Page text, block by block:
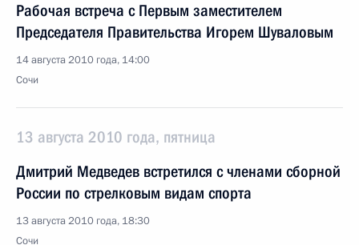
Рабочая встреча с Первым заместителем
Председателя Правительства Игорем Шуваловым
14 августа 2010 года, 14:00
Сочи
13 августа 2010 года, пятница
Дмитрий Медведев встретился с членами сборной
России по стрелковым видам спорта
13 августа 2010 года, 18:30
Сочи